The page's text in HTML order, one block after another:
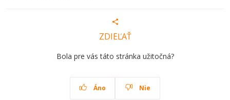
ZDIEĽAŤ
Bola pre vás táto stránka užitočná?
Áno Nie